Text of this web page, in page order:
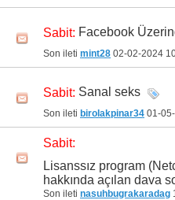
Sabit: Facebook
Son ileti mint28 02-02-2024
Sabit: Sanal seks
Son ileti birolakpinar34 01-
Sabit:
Lisanssız program
hakkında açılan dava
Son ileti nasuhbugrakaradag